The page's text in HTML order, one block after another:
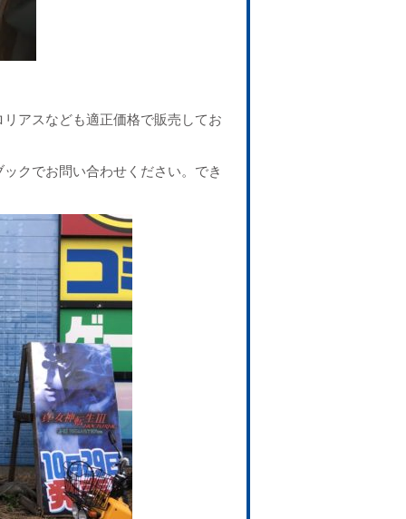
アスなども適正価格で販売してお
クでお問い合わせください。でき